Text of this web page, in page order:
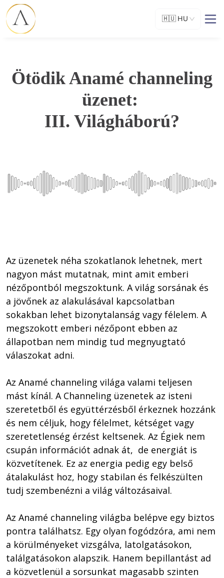
🇭🇺 HU
Ötödik Anamé channeling
üzenet:
III. Világháború?
Az üzenetek néha szokatlanok lehetnek, mert
nagyon mást mutatnak, mint amit emberi
nézőpontból megszoktunk. A világ sorsának és
a jövőnek az alakulásával kapcsolatban
sokakban lehet bizonytalanság vagy félelem. A
megszokott emberi nézőpont ebben az
állapotban nem mindig tud megnyugtató
válaszokat adni.
Az Anamé channeling világa valami teljesen
mást kínál. A Channeling üzenetek az isteni
szeretetből és együttérzésből érkeznek hozzánk
és nem céljuk, hogy félelmet, kétséget vagy
szeretetlenség érzést keltsenek. Az Égiek nem
csupán információt adnak át,  de energiát is
közvetítenek. Ez az energia pedig egy belső
átalakulást hoz, hogy stabilan és felkészülten
tudj szembenézni a világ változásaival.
Az Anamé channeling világba belépve egy biztos
pontra találhatsz. Egy olyan fogódzóra, ami nem
a körülményeket vizsgálva, latolgatásokon,
találgatásokon alapszik. Hanem bepillantást ad
a közvetlenül a sorsunkat magasabb szinten